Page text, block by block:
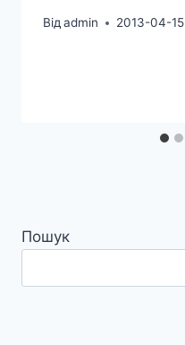
Відadmin 2013-04-15
Пошук